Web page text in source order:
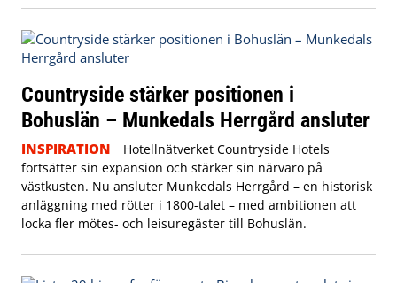
Countryside stärker positionen i
Bohuslän – Munkedals Herrgård ansluter
INSPIRATION
Hotellnätverket Countryside Hotels
fortsätter sin expansion och stärker sin närvaro på
västkusten. Nu ansluter Munkedals Herrgård – en historisk
anläggning med rötter i 1800-talet – med ambitionen att
locka fler mötes- och leisuregäster till Bohuslän.